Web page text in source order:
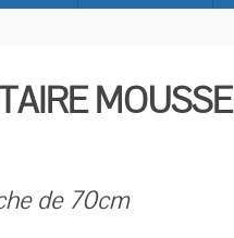
MOUSSE
de 70cm